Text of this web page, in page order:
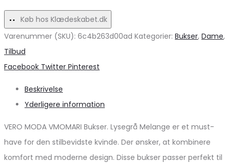
Køb hos Klædeskabet.dk
Varenummer (SKU): 6c4b263d00ad Kategorier: Bukser, Dame,
Tilbud
Share
Facebook Twitter Pinterest
Beskrivelse
Yderligere information
VERO MODA VMOMARI Bukser. Lysegrå Melange er et must-
have for den stilbevidste kvinde. Der ønsker, at kombinere
komfort med moderne design. Disse bukser passer perfekt til